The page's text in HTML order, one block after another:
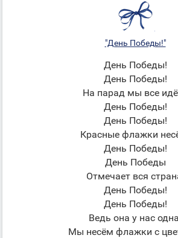
"День Победы!"
День Победы!
День Победы!
На парад мы все
День Победы!
День Победы!
Красные флажки
День Победы!
День Победы
Отмечает вся
День Победы!
День Победы!
Ведь она у нас
Мы несём флажки с